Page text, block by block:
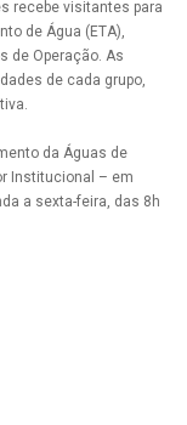
recebe visitantes para
de Água (ETA),
de Operação. As
de cada grupo,
da Águas de
Institucional – em
a sexta-feira, das 8h